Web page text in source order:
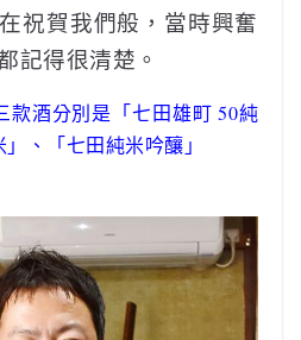
祝賀我們般，當時興奮
記得很清楚。
款酒分別是「七田雄町 50純
、「七田純米吟釀」